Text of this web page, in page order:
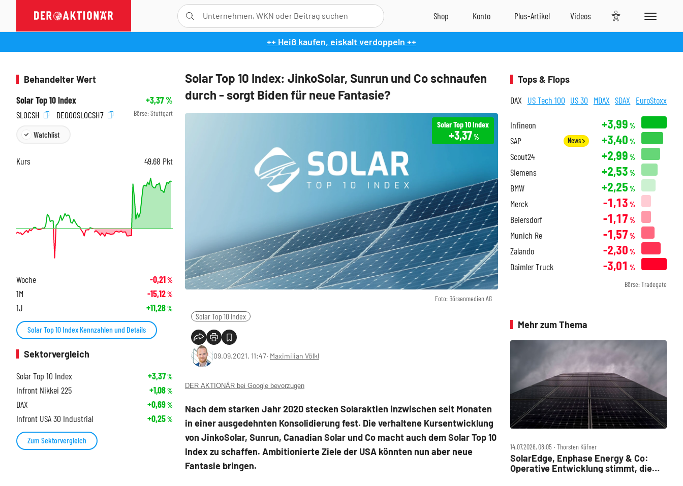
++ Heiß kaufen, eiskalt verdoppeln ++
Solar Top 10 Index: JinkoSolar, Sunrun und Co schnaufen
durch - sorgt Biden für neue Fantasie?
Foto: Börsenmedien AG
Solar Top 10 Index
+3,37%
Solar Top 10 Index
09.09.2021, 11:47‧ Maximilian Völkl
DER AKTIONÄR bei Google bevorzugen
Nach dem starken Jahr 2020 stecken Solaraktien inzwischen seit Monaten
in einer ausgedehnten Konsolidierung fest. Die verhaltene Kursentwicklung
von JinkoSolar, Sunrun, Canadian Solar und Co macht auch dem Solar Top 10
Index zu schaffen. Ambitionierte Ziele der USA könnten nun aber neue
Fantasie bringen.
Behandelter Wert
Solar Top 10 Index
+3,37%
SL0CSH
DE000SL0CSH7 Börse: Stuttgart
Watchlist
Kurs 49,68 Pkt
Woche -0,21%
1M -15,12%
1J +11,28%
Solar Top 10 Index Kennzahlen und Details
Sektorvergleich
Solar Top 10 Index
+3,37%
Infront Nikkei 225 +1,08%
DAX +0,69%
Infront USA 30 Industrial +0,25%
Zum Sektorvergleich
Tops & Flops
DAX US Tech 100 US 30 MDAX SDAX EuroStoxx
Infineon +3,99 %
SAP News +3,40 %
Scout24 +2,99 %
Siemens +2,53 %
BMW +2,25 %
Merck -1,13 %
Beiersdorf -1,17 %
Munich Re -1,57 %
Zalando -2,30 %
Daimler Truck -3,01 %
Börse: Tradegate
Mehr zum Thema
14.07.2026, 08:05 ‧ Thorsten Küfner
SolarEdge, Enphase Energy & Co:
Operative Entwicklung stimmt, die